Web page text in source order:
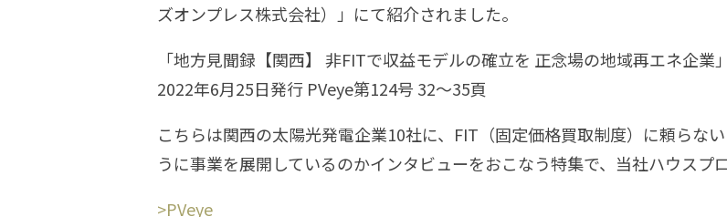
ズオンプレス株式会社）」にて紹介されました。
「地方見聞録【関西】 非FITで収益モデルの確立を 正念場の地域再エネ企業」
2022年6月25日発行 PVeye第124号 32〜35頁
こちらは関西の太陽光発電企業10社に、FIT（固定価格買取制度）に頼らな
うに事業を展開しているのかインタビューをおこなう特集で、当社ハウスプ
>PVeye